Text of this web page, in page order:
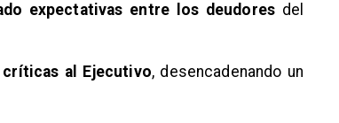
expectativas entre los deudores del
al Ejecutivo, desencadenando un